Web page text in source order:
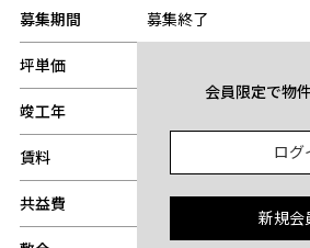
募集期間 募集終了
坪単価
竣工年
賃料
共益費
会員限定で物
ログ
新規会